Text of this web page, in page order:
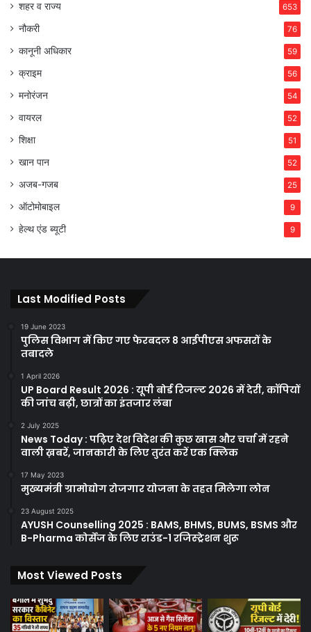
शहर व राज्य 653
नौकरी 76
कानूनी अधिकार 59
क्राइम 56
मनोरंजन 54
वायरल 52
शिक्षा 51
खान पान 52
अजब-गजब 25
ऑटोमोबाइल 9
हेल्थ एंड ब्यूटी 9
Last Modified Posts
19 June 2023
पुलिस विभाग में किए गए फेरबदल 8 आईपीएस अफसरों के
तबादले
1 April 2026
UP Board Result 2026 : यूपी बोर्ड रिजल्ट 2026 में देरी, कॉपियों
की जांच बढ़ी, छात्रों का इंतजार लंबा
2 July 2025
News Today : पढ़िए देश विदेश की कुछ खास और चर्चा में रहने
वाली ख़बरें, जानकारी के लिए तुरंत करें एक क्लिक
17 May 2023
मुख्यमंत्री ग्रामोद्योग रोजगार योजना के तहत मिलेगा लोन
23 August 2025
AYUSH Counselling 2025 : BAMS, BHMS, BUMS, BSMS और
B-Pharma कोर्सेज के लिए राउंड-1 रजिस्ट्रेशन शुरू
Most Viewed Posts